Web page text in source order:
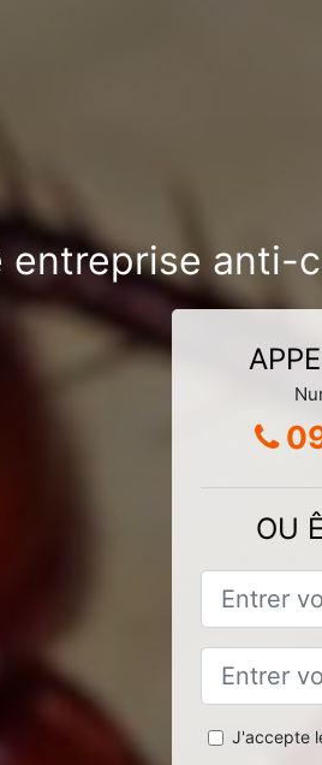
entreprise anti-
OU
J'accepte